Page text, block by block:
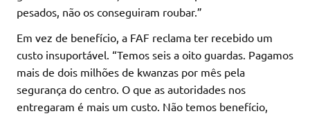
pesados, não os conseguiram roubar.”
Em vez de benefício, a FAF reclama ter recebido um
custo insuportável. “Temos seis a oito guardas. Pagamos
mais de dois milhões de kwanzas por mês pela
segurança do centro. O que as autoridades nos
entregaram é mais um custo. Não temos benefício,